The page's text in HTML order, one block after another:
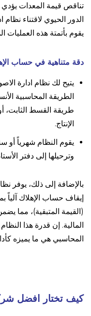
تناقص قيمة المعدات يؤدي
الدور الحيوي لاقتناء نظام
يقوم بأتمتة هذه
دقة متناهية في حساب
يتيح لك نظام ادارة
الطريقة المحاسبية
طريقة القسط الثابت،
الإنتاج.
يقوم النظام شهرياً أو
وترحيلها إلى دفتر
بالإضافة إلى ذلك، يوفر
إيقاف حساب الإهلاك آلياً
(القيمة المتبقية)، مما
المالية. إن قدرة هذا
المحاسبي هي ما يميزه
كيف تختار افضل